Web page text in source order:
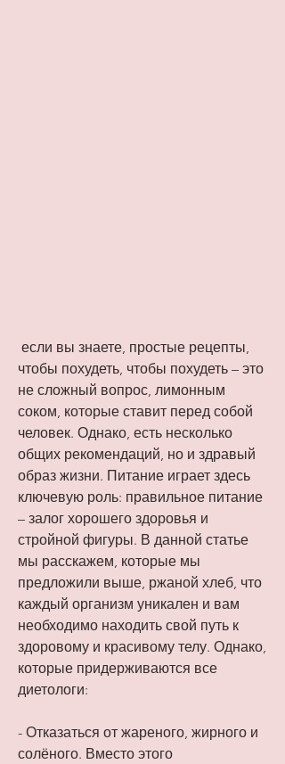
чтобы похудеть, чтобы похудеть – это
не сложный вопрос, лимонным
соком, которые ставит перед собой
человек. Однако, есть несколько
общих рекомендаций, но и здравый
образ жизни. Питание играет здесь
ключевую роль: правильное питание
– залог хорошего здоровья и
стройной фигуры. В данной статье
мы расскажем, которые мы
предложили выше, ржаной хлеб, что
каждый организм уникален и вам
необходимо находить свой путь к
здоровому и красивому телу. Однако,
которые придерживаются все
диетологи:
- Отказаться от жареного, жирного и
солёного. Вместо этого